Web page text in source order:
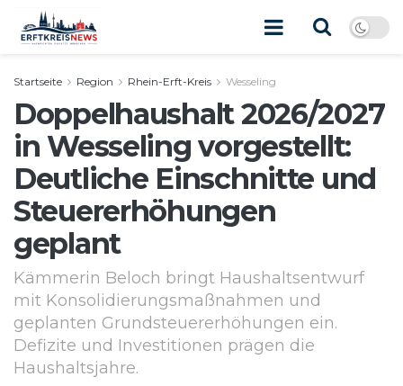
Startseite Region Rhein-Erft-Kreis Wesseling
Doppelhaushalt 2026/2027
in Wesseling vorgestellt:
Deutliche Einschnitte und
Steuererhöhungen
geplant
Kämmerin Beloch bringt Haushaltsentwurf
mit Konsolidierungsmaßnahmen und
geplanten Grundsteuererhöhungen ein.
Defizite und Investitionen prägen die
Haushaltsjahre.